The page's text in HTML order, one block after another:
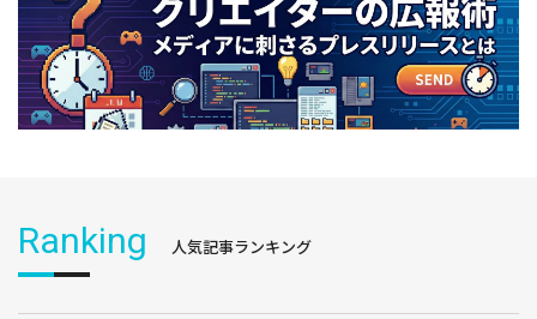
Ranking 人気記事ランキング